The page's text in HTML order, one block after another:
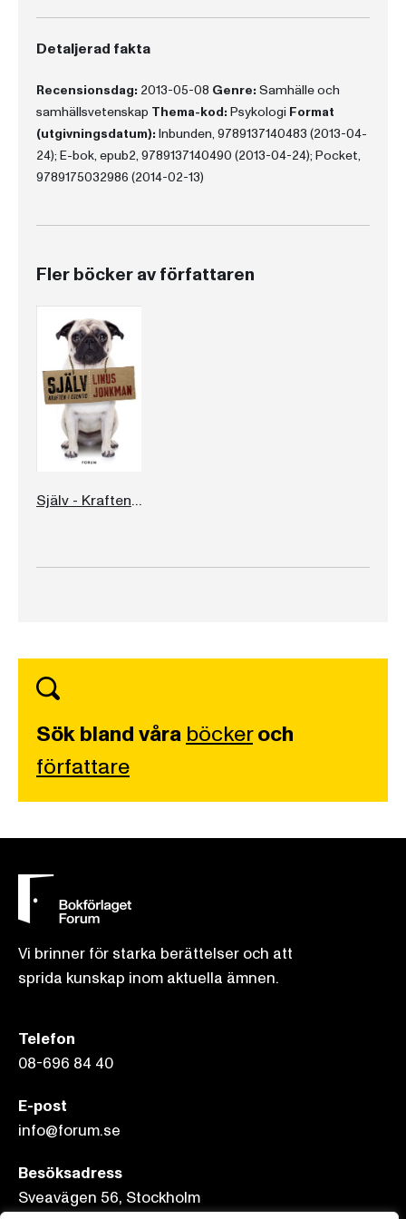
Detaljerad fakta
Recensionsdag: 2013-05-08 Genre: Samhälle och
samhällsvetenskap Thema-kod: Psykologi Format
(utgivningsdatum): Inbunden, 9789137140483 (2013-04-
24); E-bok, epub2, 9789137140490 (2013-04-24); Pocket,
9789175032986 (2014-02-13)
Fler böcker av författaren
Själv - Kraften i egentid
Sök bland våra böckeroch
författare
Vi brinner för starka berättelser och att
sprida kunskap inom aktuella ämnen.
Telefon
08-696 84 40
E-post
info@forum.se
Besöksadress
Sveavägen 56, Stockholm